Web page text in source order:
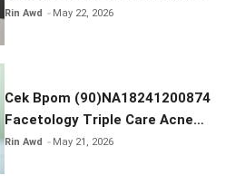
Radiance Face Wash
Rin Awd May 22, 2026
Cek Bpom (90)NA18241200874
Facetology Triple Care Acne
Calm Micellar Water
Rin Awd May 21, 2026